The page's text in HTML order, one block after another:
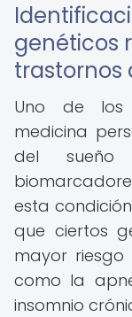
genéticos
trastornos
Uno de los
medicina
del
esta
que ciertos
mayor riesgo
como la
insomnio